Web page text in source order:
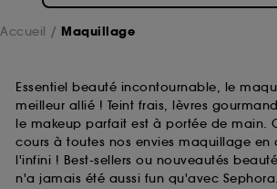
Accueil Maquillage
Essentiel beauté incontournable, le
meilleur allié ! Teint frais, lèvres
le makeup parfait est à portée de main.
cours à toutes nos envies maquillage en
l'infini ! Best-sellers ou nouveautés
n'a jamais été aussi fun qu'avec Sephora.
moment choisir de retirer votrte
souhaitez obtenir plus d'information sur